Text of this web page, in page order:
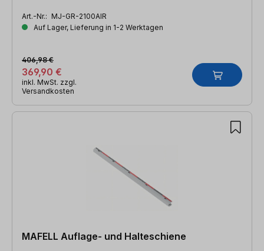
Art.-Nr.: MJ-GR-2100AIR
Auf Lager, Lieferung in 1-2 Werktagen
369,90 €
406,98 €
inkl. MwSt. zzgl.
Versandkosten
MAFELL Auflage- und Halteschiene